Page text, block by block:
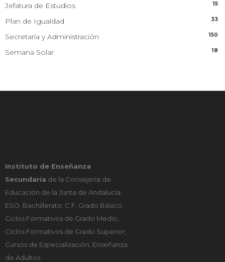
Jefatura de Estudios 15
Plan de Igualdad 33
Secretaría y Administración 150
Semana Solar 18
Instituto de Enseñanza
Secundaria de la Consejería de
Educación de la Junta de Andalucía.
ESO, Bachillerato, C.F. Grado Básico,
Ciclos Formativos de Grado Medio,
Ciclos Formativos de Grado Superior,
Cursos de Especialización, Enseñanza
de Adultos.